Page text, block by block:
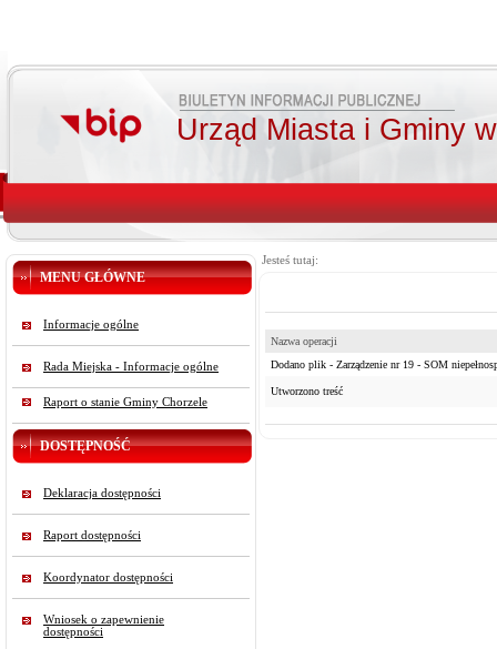
Urząd Miasta i Gminy
MENU GŁÓWNE
Informacje ogólne
Rada Miejska - Informacje ogólne
Raport o stanie Gminy Chorzele
DOSTĘPNOŚĆ
Deklaracja dostępności
Raport dostępności
Koordynator dostępności
Wniosek o zapewnienie
dostępności
Jesteś tutaj:
Nazwa operacji
Dodano plik - Zarządzenie nr 19 - SOM
Utworzono treść